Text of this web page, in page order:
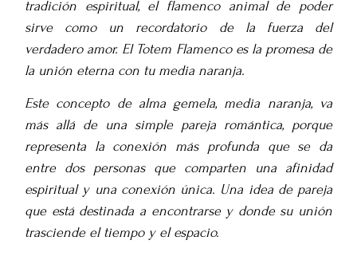
tradición espiritual, el flamenco animal de poder
sirve como un recordatorio de la fuerza del
verdadero amor. El Totem Flamenco es la promesa de
la unión eterna con tu media naranja.
Este concepto de alma gemela, media naranja, va
más allá de una simple pareja romántica, porque
representa la conexión más profunda que se da
entre dos personas que comparten una afinidad
espiritual y una conexión única. Una idea de pareja
que está destinada a encontrarse y donde su unión
trasciende el tiempo y el espacio.